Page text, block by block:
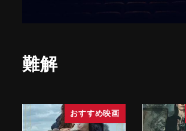
難解
おすすめ映画